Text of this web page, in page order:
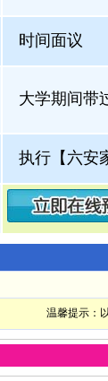
时间面议
大学期间带
执行【六安
温馨提示：